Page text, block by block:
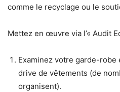
comme le recyclage ou le
Mettez en œuvre via l’« Audit
Examinez votre garde-robe
drive de vêtements (de
organisent).